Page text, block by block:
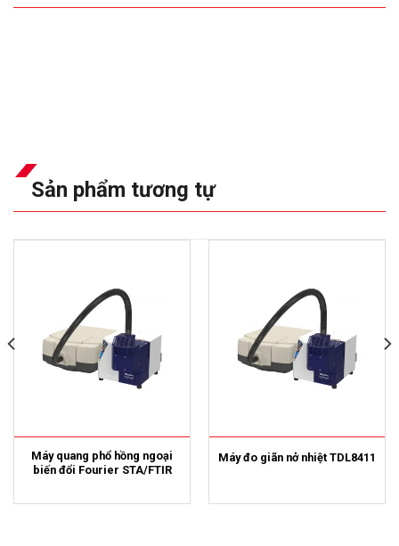
Sản phẩm tương tự
Máy quang phổ hồng ngoại
biến đổi Fourier STA/FTIR
Máy đo giãn nở nhiệt TDL8411